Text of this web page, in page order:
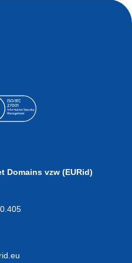
Domains vzw (EURid)